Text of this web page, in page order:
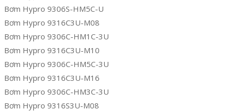
Bơm Hypro 9306S-HM5C-U
Bơm Hypro 9316C3U-M08
Bơm Hypro 9306C-HM1C-3U
Bơm Hypro 9316C3U-M10
Bơm Hypro 9306C-HM5C-3U
Bơm Hypro 9316C3U-M16
Bơm Hypro 9306C-HM3C-3U
Bơm Hypro 9316S3U-M08